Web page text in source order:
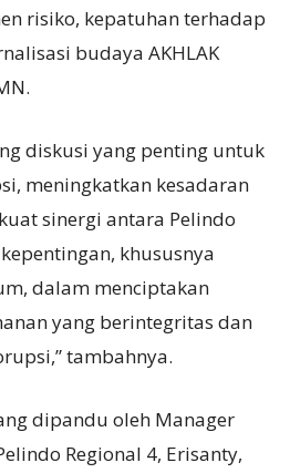
risiko, kepatuhan terhadap
budaya AKHLAK
diskusi yang penting untuk
meningkatkan kesadaran
sinergi antara Pelindo
khususnya
dalam menciptakan
yang berintegritas dan
tambahnya.
dipandu oleh Manager
Regional 4, Erisanty,